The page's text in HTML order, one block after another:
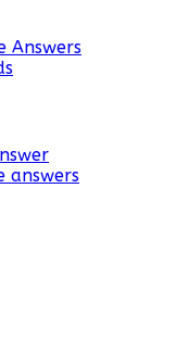
Answers
answers